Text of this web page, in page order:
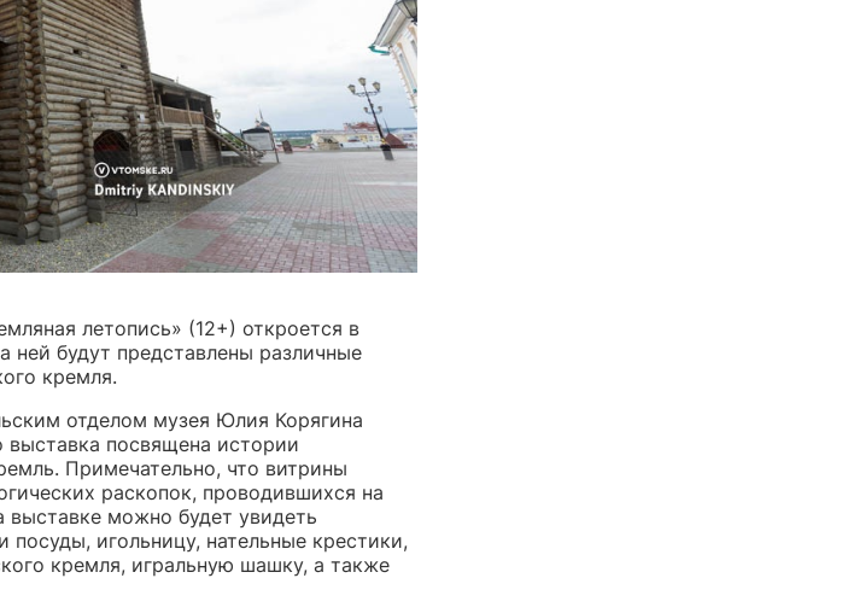
летопись» (12+) откроется в
ней будут представлены различные
кремля.
отделом музея Юлия Корягина
выставка посвящена истории
Примечательно, что витрины
раскопок, проводившихся на
выставке можно будет увидеть
игольницу, нательные крестики,
кремля, игральную шашку, а также